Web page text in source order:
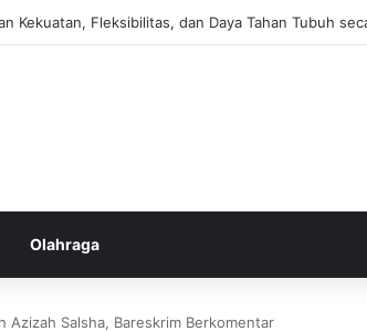
Kekuatan Otot Inti Secara Efektif
Olahraga
Azizah Salsha, Bareskrim Berkomentar